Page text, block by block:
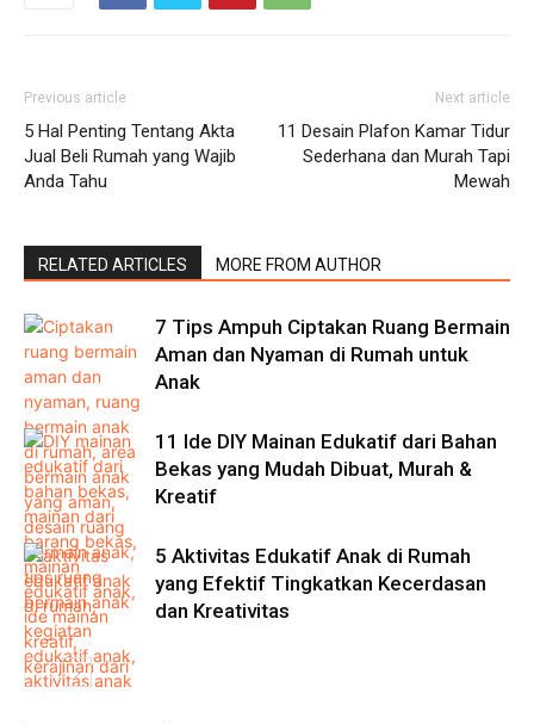
Previous article
5 Hal Penting Tentang Akta
Jual Beli Rumah yang Wajib
Anda Tahu
Next article
11 Desain Plafon Kamar Tidur
Sederhana dan Murah Tapi
Mewah
RELATED ARTICLES MORE FROM AUTHOR
7 Tips Ampuh Ciptakan Ruang Bermain
Aman dan Nyaman di Rumah untuk
Anak
11 Ide DIY Mainan Edukatif dari Bahan
Bekas yang Mudah Dibuat, Murah &
Kreatif
5 Aktivitas Edukatif Anak di Rumah
yang Efektif Tingkatkan Kecerdasan
dan Kreativitas